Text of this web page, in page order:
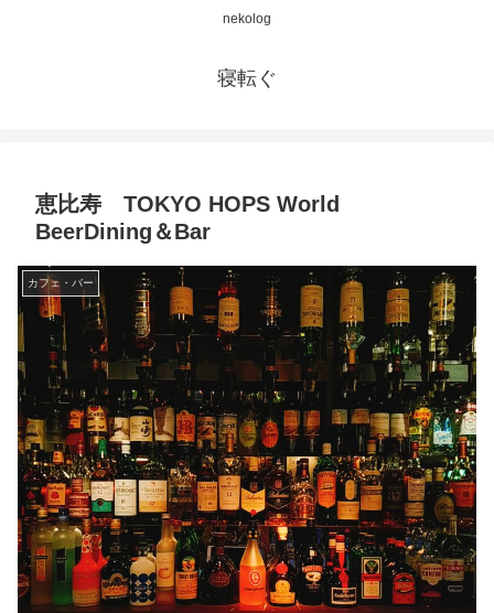
nekolog
寝転ぐ
恵比寿 TOKYO HOPS World
BeerDining＆Bar
カフェ・バー